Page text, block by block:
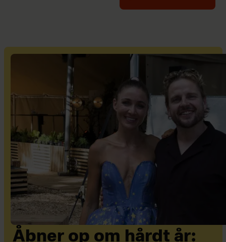
Åbner op om hårdt år: